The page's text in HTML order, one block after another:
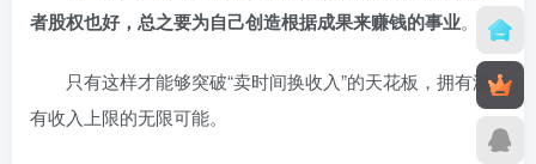
者股权也好，总之要为自己创造根据成果来赚钱的事业。
只有这样才能够突破“卖时间换收入”的天花板，拥有没
有收入上限的无限可能。